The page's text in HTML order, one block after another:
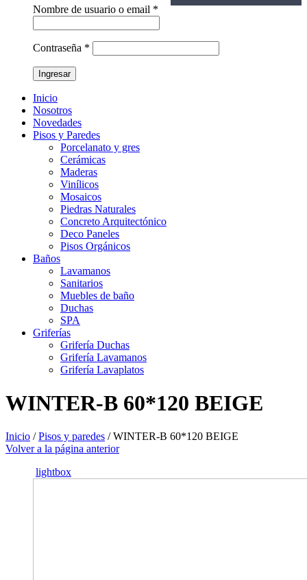
Nombre de usuario o email *
Contraseña *
Inicio
Nosotros
Novedades
Pisos y Paredes
Porcelanato y gres
Cerámicas
Maderas
Vinílicos
Mosaicos
Piedras Naturales
Concreto Arquitectónico
Deco Paneles
Pisos Orgánicos
Baños
Lavamanos
Sanitarios
Muebles de baño
Duchas
SPA
Griferías
Grifería Duchas
Grifería Lavamanos
Grifería Lavaplatos
WINTER-B 60*120 BEIGE
Inicio / Pisos y paredes /WINTER-B 60*120 BEIGE
Volver a la página anterior
lightbox